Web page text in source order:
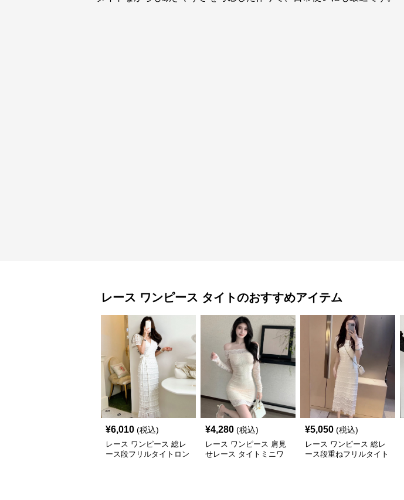
レース ワンピース タイトのおすすめアイテム
¥6,010 (税込)
レース ワンピース 総レ
ース段フリルタイトロン
¥4,280 (税込)
レース ワンピース 肩見
せレース タイトミニワ
¥5,050 (税込)
レース ワンピース 総レ
ース段重ねフリルタイト